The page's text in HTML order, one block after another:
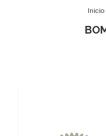
Inicio